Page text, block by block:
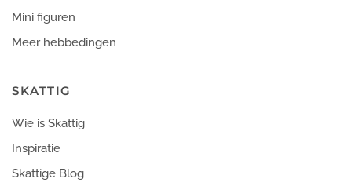
Mini figuren
Meer hebbedingen
SKATTIG
Wie is Skattig
Inspiratie
Skattige Blog